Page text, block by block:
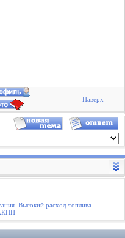
Наверх
Высокий расход топлива